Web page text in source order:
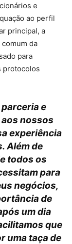
e
ao perfil
principal, a
comum da
para
protocolos
e
nossos
experiência
Além de
todos os
para
negócios,
de
um dia
que
uma taça de